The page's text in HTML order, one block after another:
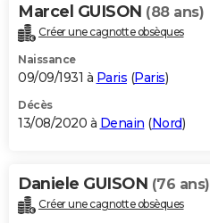
Marcel GUISON (88 ans)
Créer une cagnotte obsèques
Naissance
09/09/1931 à Paris (Paris)
Décès
13/08/2020 à Denain (Nord)
Daniele GUISON (76 ans)
Créer une cagnotte obsèques